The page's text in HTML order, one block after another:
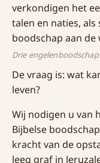
Drie
De vraag is: wat
leven?
Wij nodigen u van
Bijbelse
kracht van de
leeg graf in